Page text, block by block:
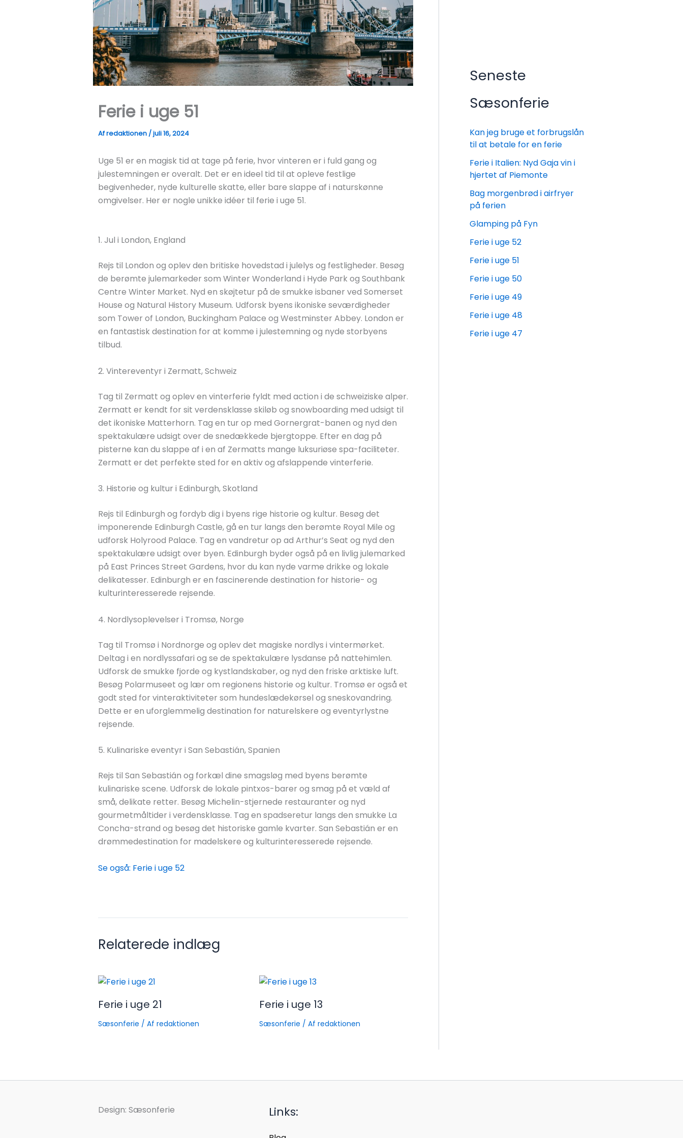
Ferie i uge 51
Afredaktionen /juli 16, 2024
Uge 51 er en magisk tid at tage på ferie, hvor vinteren er i fuld gang og
julestemningen er overalt. Det er en ideel tid til at opleve festlige
begivenheder, nyde kulturelle skatte, eller bare slappe af i naturskønne
omgivelser. Her er nogle unikke idéer til ferie i uge 51.
1. Jul i London, England
Rejs til London og oplev den britiske hovedstad i julelys og festligheder. Besøg
de berømte julemarkeder som Winter Wonderland i Hyde Park og Southbank
Centre Winter Market. Nyd en skøjtetur på de smukke isbaner ved Somerset
House og Natural History Museum. Udforsk byens ikoniske seværdigheder
som Tower of London, Buckingham Palace og Westminster Abbey. London er
en fantastisk destination for at komme i julestemning og nyde storbyens
tilbud.
2. Vintereventyr i Zermatt, Schweiz
Tag til Zermatt og oplev en vinterferie fyldt med action i de schweiziske alper.
Zermatt er kendt for sit verdensklasse skiløb og snowboarding med udsigt til
det ikoniske Matterhorn. Tag en tur op med Gornergrat-banen og nyd den
spektakulære udsigt over de snedækkede bjergtoppe. Efter en dag på
pisterne kan du slappe af i en af Zermatts mange luksuriøse spa-faciliteter.
Zermatt er det perfekte sted for en aktiv og afslappende vinterferie.
3. Historie og kultur i Edinburgh, Skotland
Rejs til Edinburgh og fordyb dig i byens rige historie og kultur. Besøg det
imponerende Edinburgh Castle, gå en tur langs den berømte Royal Mile og
udforsk Holyrood Palace. Tag en vandretur op ad Arthur’s Seat og nyd den
spektakulære udsigt over byen. Edinburgh byder også på en livlig julemarked
på East Princes Street Gardens, hvor du kan nyde varme drikke og lokale
delikatesser. Edinburgh er en fascinerende destination for historie- og
kulturinteresserede rejsende.
4. Nordlysoplevelser i Tromsø, Norge
Tag til Tromsø i Nordnorge og oplev det magiske nordlys i vintermørket.
Deltag i en nordlyssafari og se de spektakulære lysdanse på nattehimlen.
Udforsk de smukke fjorde og kystlandskaber, og nyd den friske arktiske luft.
Besøg Polarmuseet og lær om regionens historie og kultur. Tromsø er også et
godt sted for vinteraktiviteter som hundeslædekørsel og sneskovandring.
Dette er en uforglemmelig destination for naturelskere og eventyrlystne
rejsende.
5. Kulinariske eventyr i San Sebastián, Spanien
Rejs til San Sebastián og forkæl dine smagsløg med byens berømte
kulinariske scene. Udforsk de lokale pintxos-barer og smag på et væld af
små, delikate retter. Besøg Michelin-stjernede restauranter og nyd
gourmetmåltider i verdensklasse. Tag en spadseretur langs den smukke La
Concha-strand og besøg det historiske gamle kvarter. San Sebastián er en
drømmedestination for madelskere og kulturinteresserede rejsende.
Se også: Ferie i uge 52
Relaterede indlæg
Ferie i uge 21
Sæsonferie / Af redaktionen
Ferie i uge 13
Sæsonferie / Afredaktionen
Seneste
Sæsonferie
Kan jeg bruge et forbrugslån
til at betale for en ferie
Ferie i Italien: Nyd Gaja vin i
hjertet af Piemonte
Bag morgenbrød i airfryer
på ferien
Glamping på Fyn
Ferie i uge 52
Ferie i uge 51
Ferie i uge 50
Ferie i uge 49
Ferie i uge 48
Ferie i uge 47
Design: Sæsonferie Links: